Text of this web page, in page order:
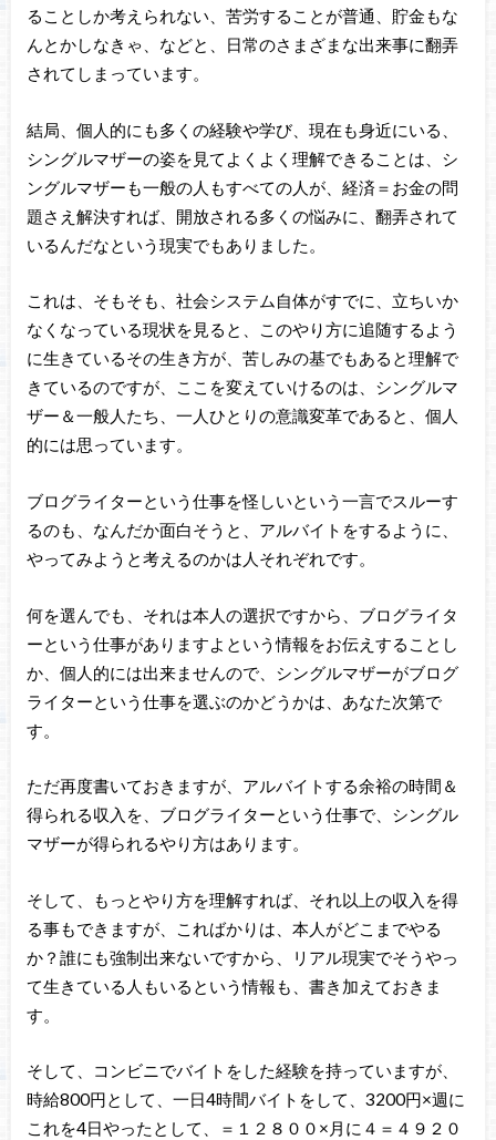
ることしか考えられない、苦労することが普通、貯金もな
んとかしなきゃ、などと、日常のさまざまな出来事に翻弄
されてしまっています。
結局、個人的にも多くの経験や学び、現在も身近にいる、
シングルマザーの姿を見てよくよく理解できることは、シ
ングルマザーも一般の人もすべての人が、経済＝お金の問
題さえ解決すれば、開放される多くの悩みに、翻弄されて
いるんだなという現実でもありました。
これは、そもそも、社会システム自体がすでに、立ちいか
なくなっている現状を見ると、このやり方に追随するよう
に生きているその生き方が、苦しみの基でもあると理解で
きているのですが、ここを変えていけるのは、シングルマ
ザー＆一般人たち、一人ひとりの意識変革であると、個人
的には思っています。
ブログライターという仕事を怪しいという一言でスルーす
るのも、なんだか面白そうと、アルバイトをするように、
やってみようと考えるのかは人それぞれです。
何を選んでも、それは本人の選択ですから、ブログライタ
ーという仕事がありますよという情報をお伝えすることし
か、個人的には出来ませんので、シングルマザーがブログ
ライターという仕事を選ぶのかどうかは、あなた次第で
す。
ただ再度書いておきますが、アルバイトする余裕の時間＆
得られる収入を、ブログライターという仕事で、シングル
マザーが得られるやり方はあります。
そして、もっとやり方を理解すれば、それ以上の収入を得
る事もできますが、こればかりは、本人がどこまでやる
か？誰にも強制出来ないですから、リアル現実でそうやっ
て生きている人もいるという情報も、書き加えておきま
す。
そして、コンビニでバイトをした経験を持っていますが、
時給800円として、一日4時間バイトをして、3200円×週に
これを4日やったとして、＝１２８００×月に４＝４９２０